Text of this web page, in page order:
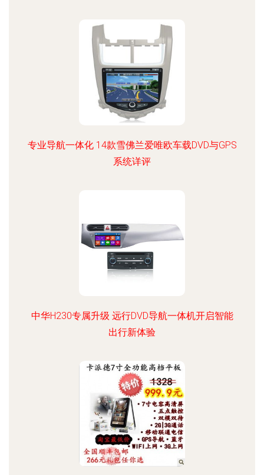
专业导航一体化 14款雪佛兰爱唯欧车载DVD与GPS
系统详评
中华H230专属升级 远行DVD导航一体机开启智能
出行新体验